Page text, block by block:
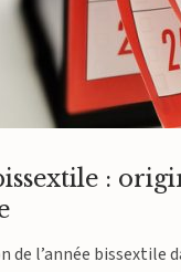
:
de l’année